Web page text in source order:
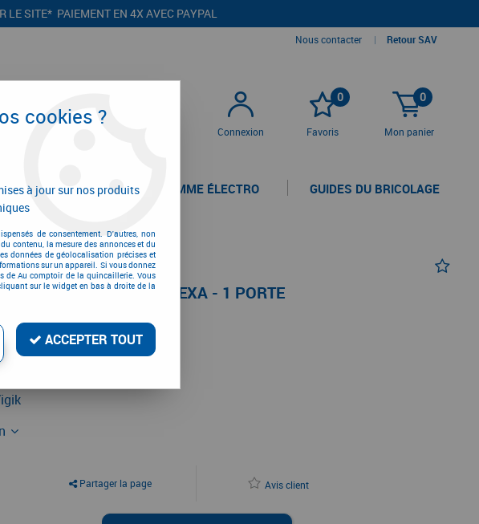
LE SITE* PAIEMENT EN 4X AVEC PAYPAL
Nous contacter | Retour SAV
Connexion
0
Favoris
0
Mon panier
LA GAMME ÉLECTRO GUIDES DU BRICOLAGE
VIGIK CENTRALE PC HEXA - 1 PORTE
€TTC
Partager la page Avis client
cookies ?
à jour sur nos produits
de consentement. D'autres, non
contenu, la mesure des annonces et du
données de géolocalisation précises et
sur un appareil. Si vous donnez
de Au comptoir de la quincaillerie. Vous
sur le widget en bas à droite de la
ACCEPTER TOUT